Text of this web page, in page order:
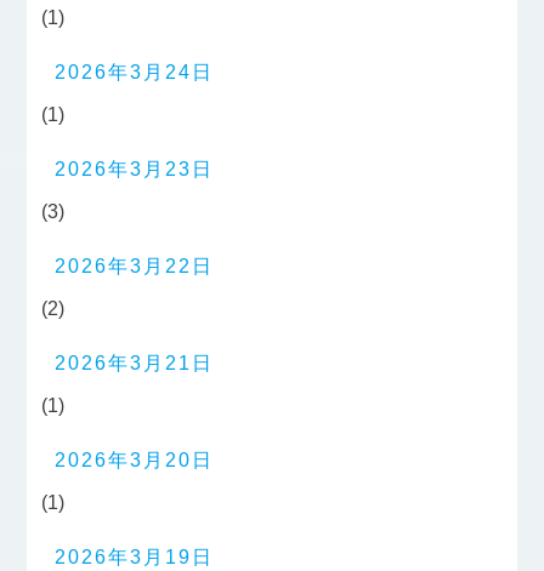
(1)
2026年3月24日
(1)
2026年3月23日
(3)
2026年3月22日
(2)
2026年3月21日
(1)
2026年3月20日
(1)
2026年3月19日